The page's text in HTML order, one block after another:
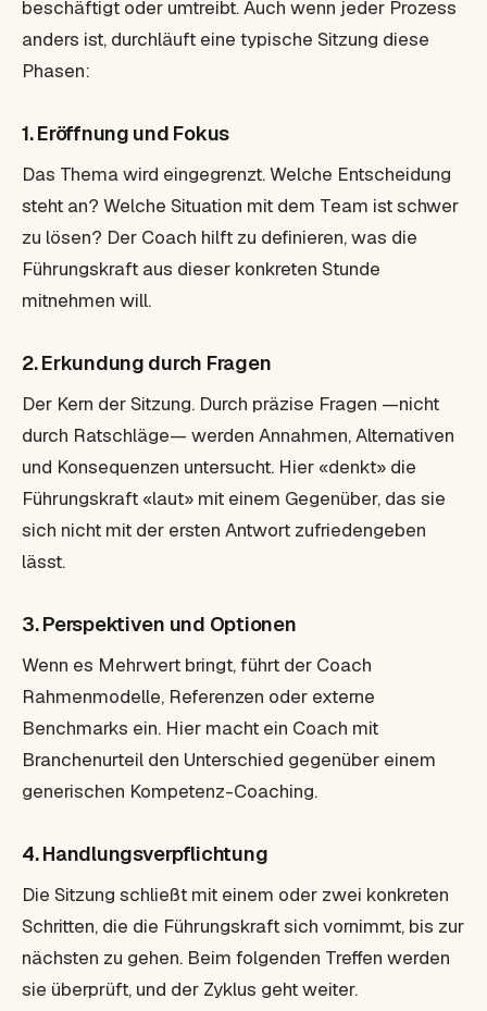
beschäftigt oder umtreibt. Auch wenn jeder Prozess
anders ist, durchläuft eine typische Sitzung diese
Phasen:
1. Eröffnung und Fokus
Das Thema wird eingegrenzt. Welche Entscheidung
steht an? Welche Situation mit dem Team ist schwer
zu lösen? Der Coach hilft zu definieren, was die
Führungskraft aus dieser konkreten Stunde
mitnehmen will.
2. Erkundung durch Fragen
Der Kern der Sitzung. Durch präzise Fragen —nicht
durch Ratschläge— werden Annahmen, Alternativen
und Konsequenzen untersucht. Hier «denkt» die
Führungskraft «laut» mit einem Gegenüber, das sie
sich nicht mit der ersten Antwort zufriedengeben
lässt.
3. Perspektiven und Optionen
Wenn es Mehrwert bringt, führt der Coach
Rahmenmodelle, Referenzen oder externe
Benchmarks ein. Hier macht ein Coach mit
Branchenurteil den Unterschied gegenüber einem
generischen Kompetenz-Coaching.
4. Handlungsverpflichtung
Die Sitzung schließt mit einem oder zwei konkreten
Schritten, die die Führungskraft sich vornimmt, bis zur
nächsten zu gehen. Beim folgenden Treffen werden
sie überprüft, und der Zyklus geht weiter.